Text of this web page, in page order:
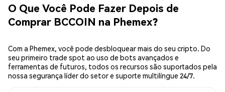
O Que Você Pode Fazer Depois de
Comprar BCCOIN na Phemex?
Com a Phemex, você pode desbloquear mais do seu cripto. Do
seu primeiro trade spot ao uso de bots avançados e
ferramentas de futuros, todos os recursos são suportados pela
nossa segurança líder do setor e suporte multilíngue 24/7.